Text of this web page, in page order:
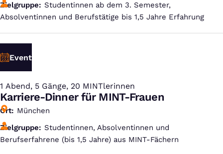
Zielgruppe
Studentinnen ab dem 3. Semester,
Absolventinnen und Berufstätige bis 1,5 Jahre Erfahrung
Event
1 Abend, 5 Gänge, 20 MINTlerinnen
:
Karriere-Dinner für MINT-Frauen
Ort
München
Zielgruppe
Studentinnen, Absolventinnen und
Berufserfahrene (bis 1,5 Jahre) aus MINT-Fächern